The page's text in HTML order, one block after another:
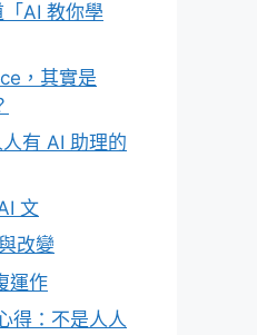
AI 教你學
，其實是
有 AI 助理的
文
改變
運作
得：不是人人